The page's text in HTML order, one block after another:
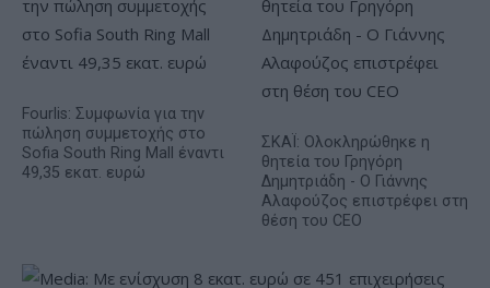
Fourlis: Συμφωνία για την
πώληση συμμετοχής στο
Sofia South Ring Mall έναντι
49,35 εκατ. ευρώ
ΣΚΑΪ: Ολοκληρώθηκε η
θητεία του Γρηγόρη
Δημητριάδη - Ο Γιάννης
Αλαφούζος επιστρέφει στη
θέση του CEO